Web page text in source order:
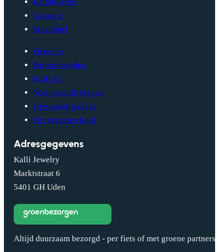
Retourneren
Garantie
Maattabel
Over ons
Partner worden
Kalli Kit
Veelgestelde vragen
Give away pakket
Het vergeten kind
Adresgegevens
Kalli Jewelry
Marktstraat 6
5401 GH Uden
Altijd duurzaam bezorgd - per fiets of met groene partners